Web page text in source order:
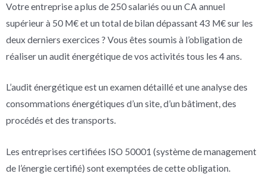
Votre entreprise a plus de 250 salariés ou un CA annuel
supérieur à 50 M€ et un total de bilan dépassant 43 M€ sur les
deux derniers exercices ? Vous êtes soumis à l’obligation de
réaliser un audit énergétique de vos activités tous les 4 ans.
L’audit énergétique est un examen détaillé et une analyse des
consommations énergétiques d’un site, d’un bâtiment, des
procédés et des transports.
Les entreprises certifiées ISO 50001 (système de management
de l’énergie certifié) sont exemptées de cette obligation.